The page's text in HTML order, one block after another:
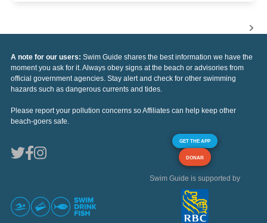
A note for our users: Swim Guide shares the best information we have the
moment you ask for it. Always obey signs at the beach or advisories from
official government agencies. Stay alert and check for other swimming
hazards such as dangerous currents and tides.
Please report your pollution concerns so Affiliates can help keep other
beach-goers safe.
GET THE APP
DONAR
Swim Guide is supported by